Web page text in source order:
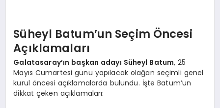
Süheyl Batum’un Seçim Öncesi
Açıklamaları
Galatasaray’ın başkan adayı Süheyl Batum, 25
Mayıs Cumartesi günü yapılacak olağan seçimli genel
kurul öncesi açıklamalarda bulundu. İşte Batum’un
dikkat çeken açıklamaları: